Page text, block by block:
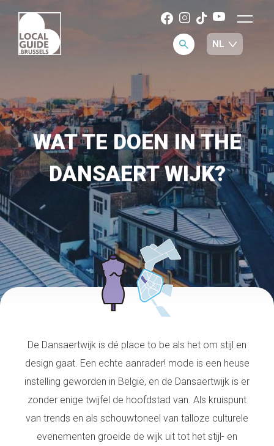
WAT TE DOEN IN THE
DANSAERT WIJK?
De Dansaertwijk is dé place to be als het om stijl en
design gaat. Een echte aanrader! mode is een heuse
instelling geworden in België, en de Dansaertwijk is er
zonder enige twijfel de hoofdstad van. Als kruispunt
van trends en als schouwtoneel van talloze culturele
evenementen groeide de wijk uit tot het stijl- en